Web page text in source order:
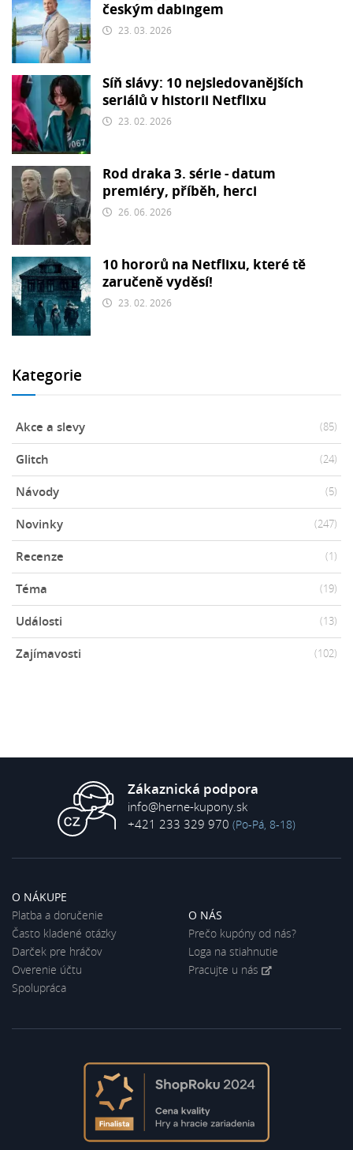
českým dabingem
23. 03. 2026
Síň slávy: 10 nejsledovanějších
seriálů v historii Netflixu
23. 02. 2026
Rod draka 3. série - datum
premiéry, příběh, herci
26. 06. 2026
10 hororů na Netflixu, které tě
zaručeně vyděsí!
23. 02. 2026
Kategorie
Akce a slevy (85)
Glitch (24)
Návody (5)
Novinky (247)
Recenze (1)
Téma (19)
Události (13)
Zajímavosti (102)
Zákaznická podpora
info@herne-kupony.sk
+421 233 329 970 (Po-Pá, 8-18)
O NÁKUPE
Platba a doručenie
Často kladené otázky
Darček pre hráčov
Overenie účtu
Spolupráca
O NÁS
Prečo kupóny od nás?
Loga na stiahnutie
Pracujte u nás